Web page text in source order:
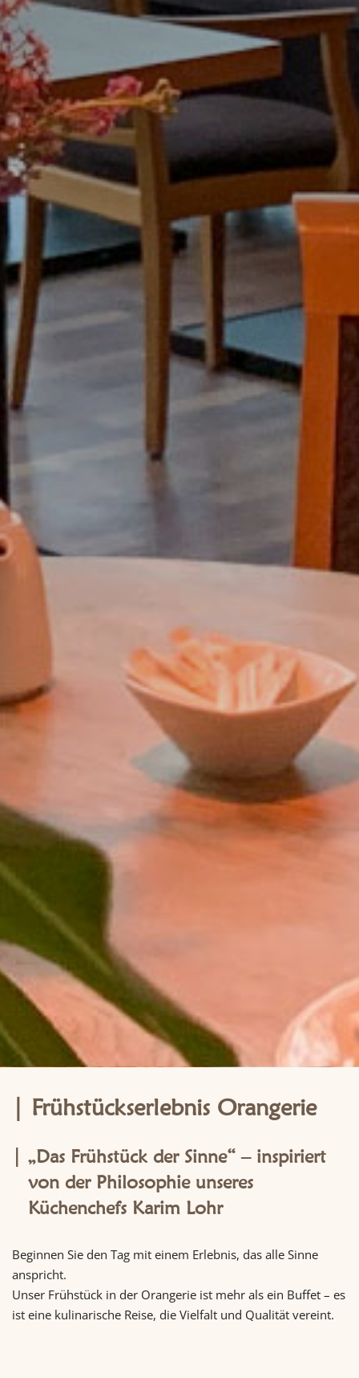
Frühstückserlebnis Orangerie
„Das Frühstück der Sinne“ – inspiriert
von der Philosophie unseres
Küchenchefs Karim Lohr
Beginnen Sie den Tag mit einem Erlebnis, das alle Sinne
anspricht.
Unser Frühstück in der Orangerie ist mehr als ein Buffet – es
ist eine kulinarische Reise, die Vielfalt und Qualität vereint.